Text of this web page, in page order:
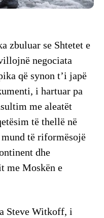
zbuluar se Shtetet e
negociata
që synon t’i japë
i hartuar pa
me aleatët
të thellë në
të riformësojë
dhe
me Moskën e
Steve Witkoff, i